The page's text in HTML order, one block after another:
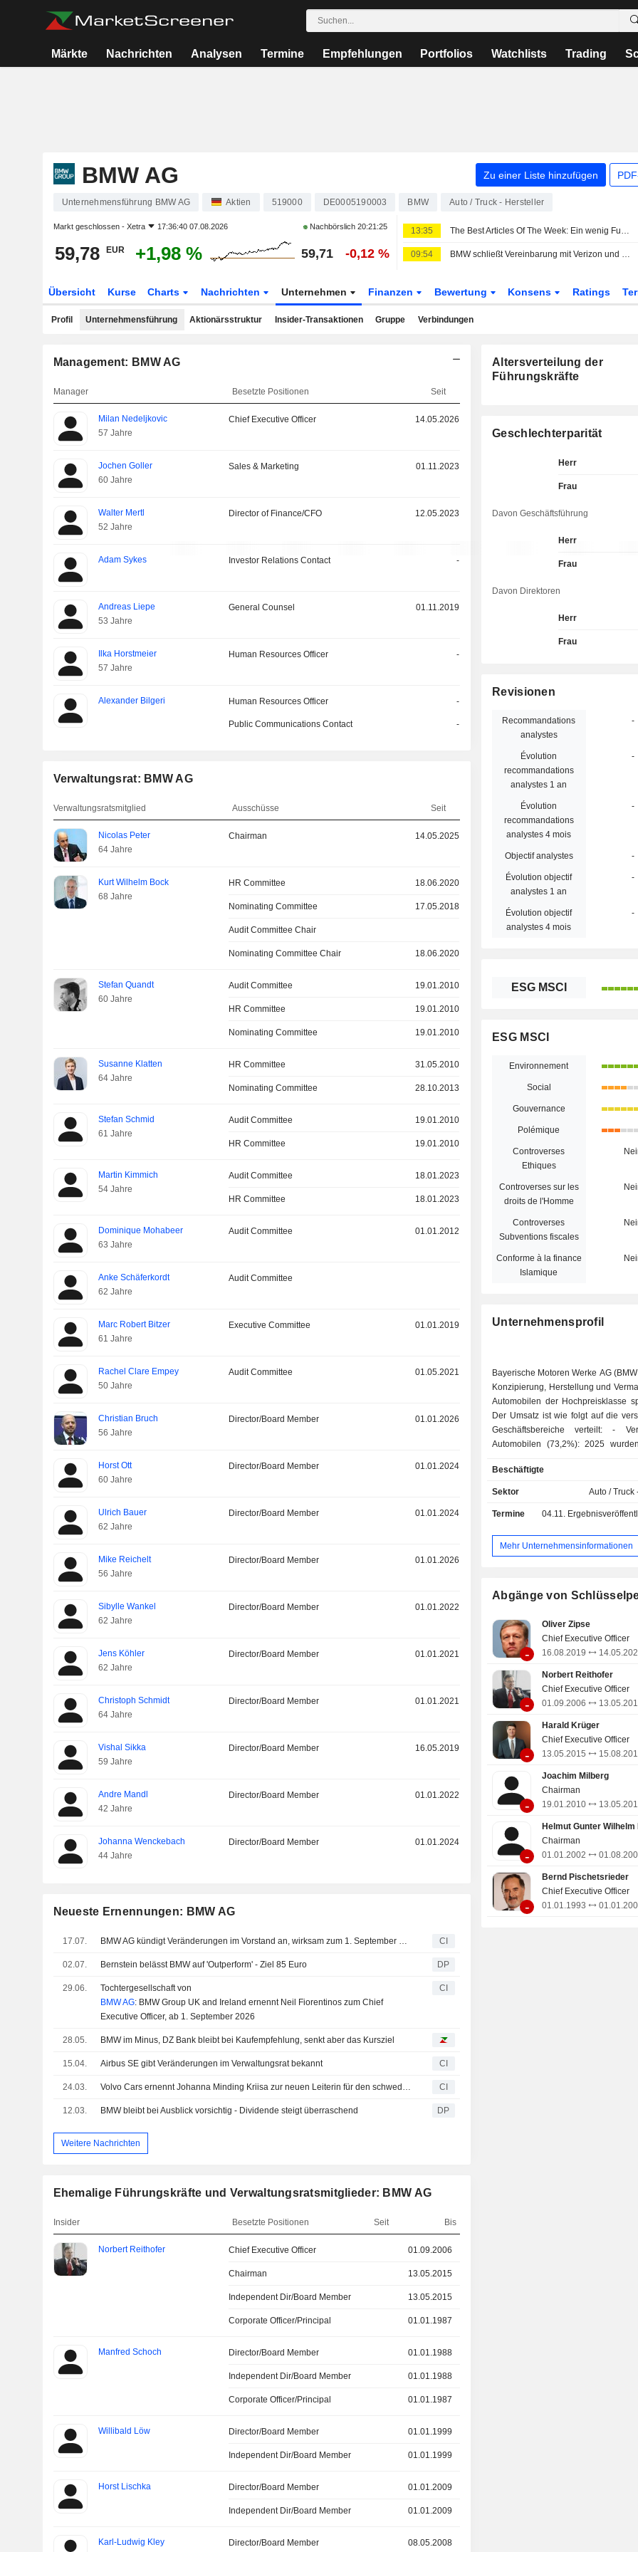
Märkte Nachrichten Analysen Termine Empfehlungen Portfolios Watchlists Trading
BMW AG Zu einer Liste hinzufügen
Unternehmensführung BMW AG Aktien 519000 DE0005190003 BMW Auto / Truck - Hersteller
Markt geschlossen - Xetra 17:36:40 07.08.2026 Nachbörslich 20:21:25
59,78 EUR +1,98 % 59,71 -0,12 %
13:35 The Best Articles Of The Week: Ein wenig Fußball, viel KI und eine Prise Verschwörungsdenken
09:54 BMW schließt Vereinbarung mit Verizon und KDDI über Fahrzeug-Konnektivitätsdienste in den USA
Übersicht Kurse Charts Nachrichten Unternehmen Finanzen Bewertung Konsens Ratings
Profil Unternehmensführung Aktionärsstruktur Insider-Transaktionen Gruppe Verbindungen
Management: BMW AG
Manager Besetzte Positionen Seit
Milan Nedeljkovic
57 Jahre
Chief Executive Officer 14.05.2026
Jochen Goller
60 Jahre
Sales & Marketing 01.11.2023
Walter Mertl
52 Jahre
Director of Finance/CFO 12.05.2023
Adam Sykes Investor Relations Contact -
Andreas Liepe
53 Jahre
General Counsel 01.11.2019
Ilka Horstmeier
57 Jahre
Human Resources Officer -
Alexander Bilgeri Human Resources Officer -
Public Communications Contact -
Verwaltungsrat: BMW AG
Verwaltungsratsmitglied Ausschüsse Seit
Nicolas Peter
64 Jahre
Chairman 14.05.2025
Kurt Wilhelm Bock
68 Jahre
HR Committee 18.06.2020
Nominating Committee 17.05.2018
Audit Committee Chair
Nominating Committee Chair 18.06.2020
Stefan Quandt
60 Jahre
Audit Committee 19.01.2010
HR Committee 19.01.2010
Nominating Committee 19.01.2010
Susanne Klatten
64 Jahre
HR Committee 31.05.2010
Nominating Committee 28.10.2013
Stefan Schmid
61 Jahre
Audit Committee 19.01.2010
HR Committee 19.01.2010
Martin Kimmich
54 Jahre
Audit Committee 18.01.2023
HR Committee 18.01.2023
Dominique Mohabeer
63 Jahre
Audit Committee 01.01.2012
Anke Schäferkordt
62 Jahre
Audit Committee
Marc Robert Bitzer
61 Jahre
Executive Committee 01.01.2019
Rachel Clare Empey
50 Jahre
Audit Committee 01.05.2021
Christian Bruch
56 Jahre
Director/Board Member 01.01.2026
Horst Ott
60 Jahre
Director/Board Member 01.01.2024
Ulrich Bauer
62 Jahre
Director/Board Member 01.01.2024
Mike Reichelt
56 Jahre
Director/Board Member 01.01.2026
Sibylle Wankel
62 Jahre
Director/Board Member 01.01.2022
Jens Köhler
62 Jahre
Director/Board Member 01.01.2021
Christoph Schmidt
64 Jahre
Director/Board Member 01.01.2021
Vishal Sikka
59 Jahre
Director/Board Member 16.05.2019
Andre Mandl
42 Jahre
Director/Board Member 01.01.2022
Johanna Wenckebach
44 Jahre
Director/Board Member 01.01.2024
Neueste Ernennungen: BMW AG
17.07. BMW AG kündigt Veränderungen im Vorstand an, wirksam zum 1. September 2026 CI
02.07. Bernstein belässt BMW auf 'Outperform' - Ziel 85 Euro DP
29.06.
Tochtergesellschaft von
BMW AG: BMW Group UK and Ireland ernennt Neil Fiorentinos zum Chief
Executive Officer, ab 1. September 2026
CI
28.05. BMW im Minus, DZ Bank bleibt bei Kaufempfehlung, senkt aber das Kursziel
15.04. Airbus SE gibt Veränderungen im Verwaltungsrat bekannt CI
24.03. Volvo Cars ernennt Johanna Minding Kriisa zur neuen Leiterin für den schwedischen Markt CI
12.03. BMW bleibt bei Ausblick vorsichtig - Dividende steigt überraschend DP
Weitere Nachrichten
Ehemalige Führungskräfte und Verwaltungsratsmitglieder: BMW AG
Insider Besetzte Positionen Seit Bis
Norbert Reithofer Chief Executive Officer 01.09.2006
Chairman 13.05.2015
Independent Dir/Board Member 13.05.2015
Corporate Officer/Principal 01.01.1987
Manfred Schoch Director/Board Member 01.01.1988
Independent Dir/Board Member 01.01.1988
Corporate Officer/Principal 01.01.1987
Willibald Löw Director/Board Member 01.01.1999
Independent Dir/Board Member 01.01.1999
Horst Lischka Director/Board Member 01.01.2009
Independent Dir/Board Member 01.01.2009
Karl-Ludwig Kley Director/Board Member 08.05.2008
Altersverteilung der
Führungskräfte
Geschlechterparität
Herr
Frau
Davon Geschäftsführung
Herr
Frau
Davon Direktoren
Herr
Frau
Revisionen
Recommandations
analystes
-
Évolution
recommandations
analystes 1 an
-
Évolution
recommandations
analystes 4 mois
-
Objectif analystes -
Évolution objectif
analystes 1 an
-
Évolution objectif
analystes 4 mois
-
ESG MSCI
ESG MSCI
Environnement
Social
Gouvernance
Polémique
Controverses
Ethiques
Controverses sur les
droits de l'Homme
Controverses
Subventions fiscales
Conforme à la finance
Islamique
Unternehmensprofil
Bayerische Motoren Werke AG
Konzipierung, Herstellung und
Automobilen der Hochpreisklasse
Der Umsatz ist wie folgt auf die
Geschäftsbereiche verteilt: - Verkauf von
Automobilen (73,2%): 2025
(2169739), MINI (288278) und
(5664); - Absatzfinanzierung Dienstleistungen
Motorräder mit einem Hubraum von
BMW). Ende 2025 verfügte die
Unternehmensgruppe
aus wie folgt: Deutschland
Vereinigte Staaten (20,2%), Amerika
sonstige (2,4%).
Beschäftigte
Sektor Auto / Truck
Termine 04.11.
Mehr Unternehmensinformationen
Abgänge von
-
Oliver Zipse
Chief Executive Officer
16.08.2019
-
Norbert Reithofer
Chief Executive Officer
01.09.2006
-
Harald Krüger
Chief Executive Officer
13.05.2015
-
Joachim Milberg
Chairman
19.01.2010
-
Helmut Gunter Wilhelm
Chairman
01.01.2002
-
Bernd Pischetsrieder
Chief Executive Officer
01.01.1993